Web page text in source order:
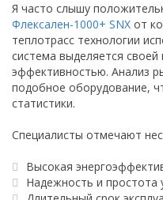
Я часто слышу
Флексален-1000+ SNX от
теплотрасс технологии
система выделяется
эффективностью. Анализ
подобное оборудование,
статистики.
Специалисты отмечают
Высокая
Надежность и простота